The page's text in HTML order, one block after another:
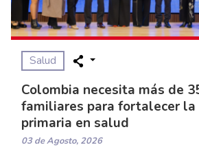
Salud
Colombia necesita más de
familiares para fortalecer la
primaria en salud
03 de Agosto, 2026